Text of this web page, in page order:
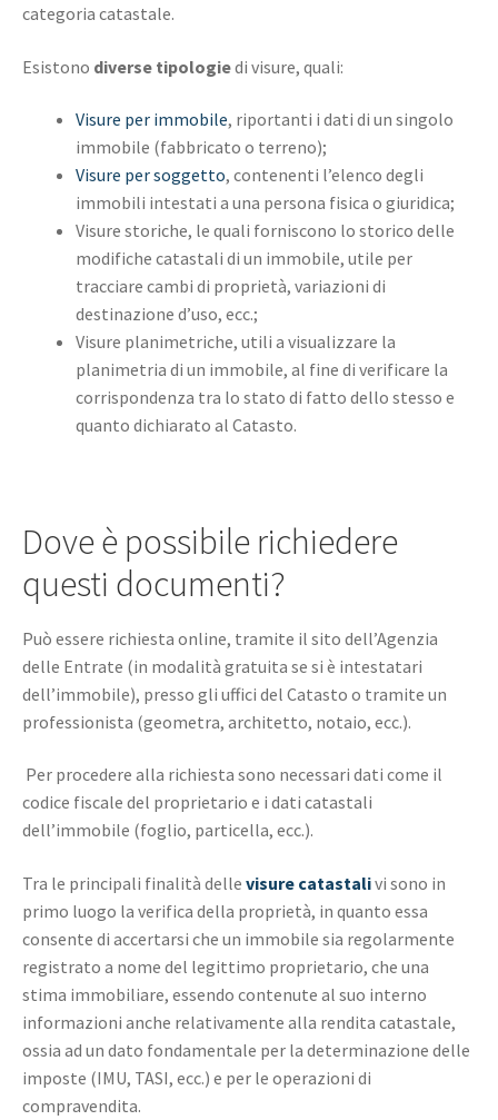
categoria catastale.
Esistono diverse tipologiedi visure, quali:
Visure per immobile, riportanti i dati di un singolo
immobile (fabbricato o terreno);
Visure per soggetto, contenenti l’elenco degli
immobili intestati a una persona fisica o giuridica;
Visure storiche, le quali forniscono lo storico delle
modifiche catastali di un immobile, utile per
tracciare cambi di proprietà, variazioni di
destinazione d’uso, ecc.;
Visure planimetriche, utili a visualizzare la
planimetria di un immobile, al fine di verificare la
corrispondenza tra lo stato di fatto dello stesso e
quanto dichiarato al Catasto.
Dove è possibile richiedere
questi documenti?
Può essere richiesta online, tramite il sito dell’Agenzia
delle Entrate (in modalità gratuita se si è intestatari
dell’immobile), presso gli uffici del Catasto o tramite un
professionista (geometra, architetto, notaio, ecc.).
Per procedere alla richiesta sono necessari dati come il
codice fiscale del proprietario e i dati catastali
dell’immobile (foglio, particella, ecc.).
Tra le principali finalità delle visure catastalivi sono in
primo luogo la verifica della proprietà, in quanto essa
consente di accertarsi che un immobile sia regolarmente
registrato a nome del legittimo proprietario, che una
stima immobiliare, essendo contenute al suo interno
informazioni anche relativamente alla rendita catastale,
ossia ad un dato fondamentale per la determinazione delle
imposte (IMU, TASI, ecc.) e per le operazioni di
compravendita.